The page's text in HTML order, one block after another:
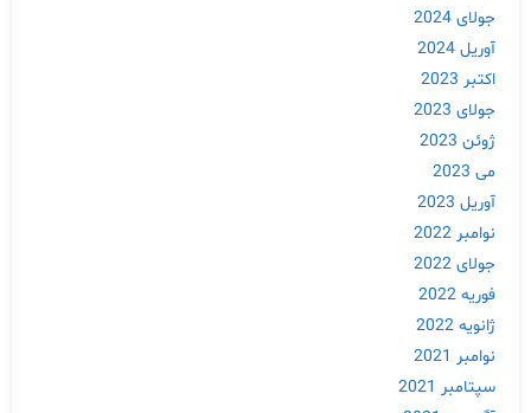
جولای 2024
آوریل 2024
اکتبر 2023
جولای 2023
ژوئن 2023
می 2023
آوریل 2023
نوامبر 2022
جولای 2022
فوریه 2022
ژانویه 2022
نوامبر 2021
سپتامبر 2021